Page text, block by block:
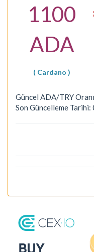
1100
ADA
( Cardano )
Güncel ADA/TRY
Son Güncelleme